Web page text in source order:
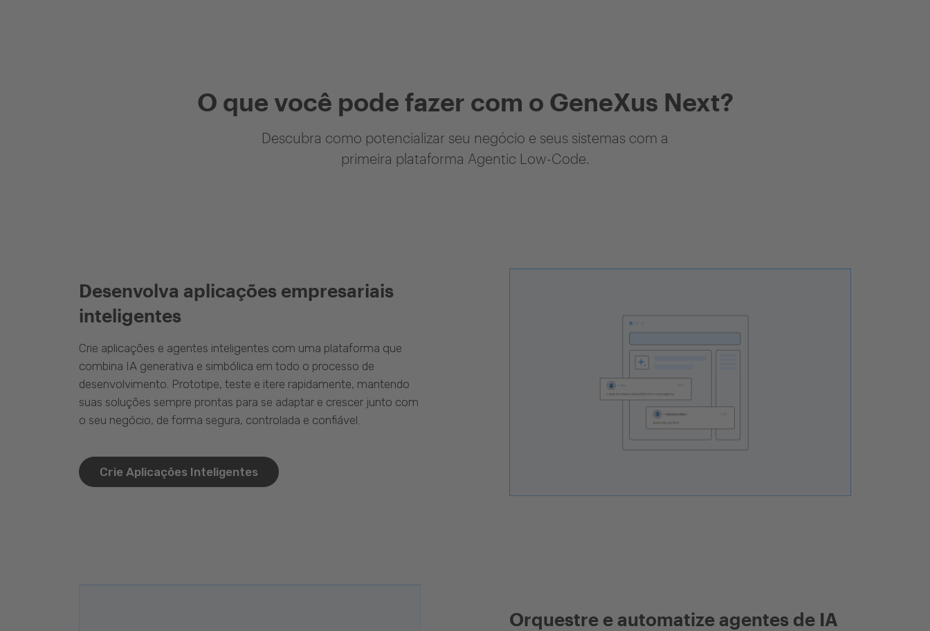
O que você pode fazer com o GeneXus Next?
Descubra como potencializar seu negócio e seus sistemas com a
primeira plataforma Agentic Low-Code.
Desenvolva aplicações empresariais
inteligentes
Crie aplicações e agentes inteligentes com uma plataforma que
combina IA generativa e simbólica em todo o processo de
desenvolvimento. Prototipe, teste e itere rapidamente, mantendo
suas soluções sempre prontas para se adaptar e crescer junto com
o seu negócio, de forma segura, controlada e confiável.
Crie Aplicações Inteligentes
Orquestre e automatize agentes de IA